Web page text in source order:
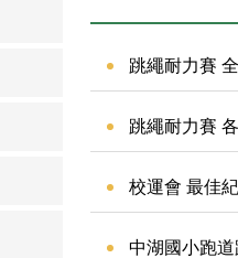
跳繩耐力賽
跳繩耐力賽
校運會 最佳
中湖國小跑